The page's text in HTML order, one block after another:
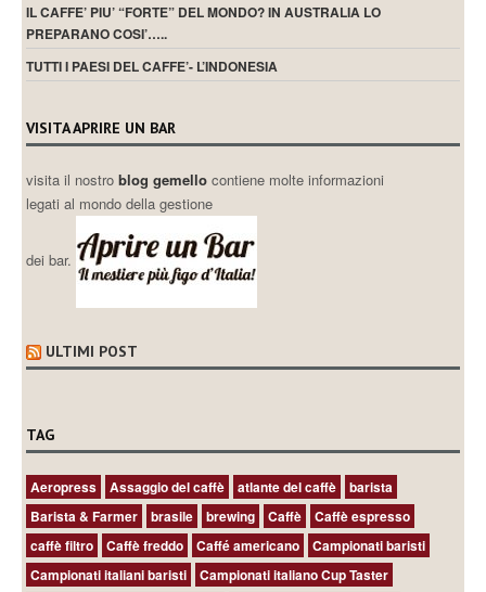
IL CAFFE’ PIU’ “FORTE” DEL MONDO? IN AUSTRALIA LO
PREPARANO COSI’…..
TUTTI I PAESI DEL CAFFE’- L’INDONESIA
VISITA APRIRE UN BAR
visita il nostroblog gemellocontiene molte informazioni
legati al mondo della gestione
dei bar.
ULTIMI POST
TAG
Aeropress Assaggio del caffè atlante del caffè
barista
Barista & Farmer
brasile brewing Caffè
Caffè espresso
caffè filtro
Caffè freddo Caffé americano
Campionati baristi
Campionati italiani baristi
Campionati italiano Cup Taster